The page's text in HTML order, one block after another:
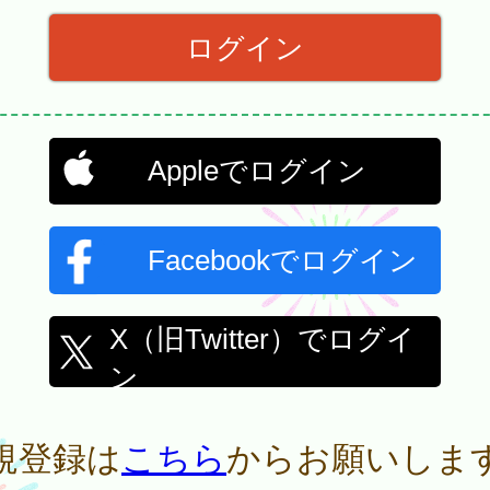
Appleでログイン
Facebookでログイン
X（旧Twitter）でログイ
ン
登録はこちらからお願いしま